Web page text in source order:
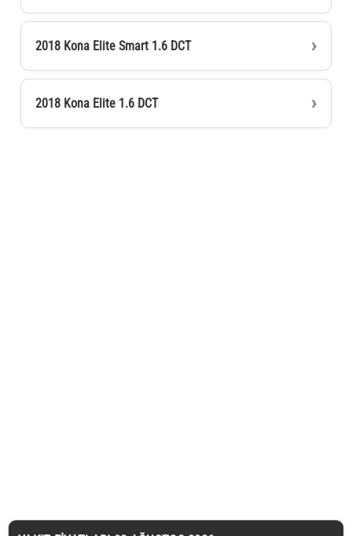
2018 Kona Elite Smart 1.6 DCT
2018 Kona Elite 1.6 DCT